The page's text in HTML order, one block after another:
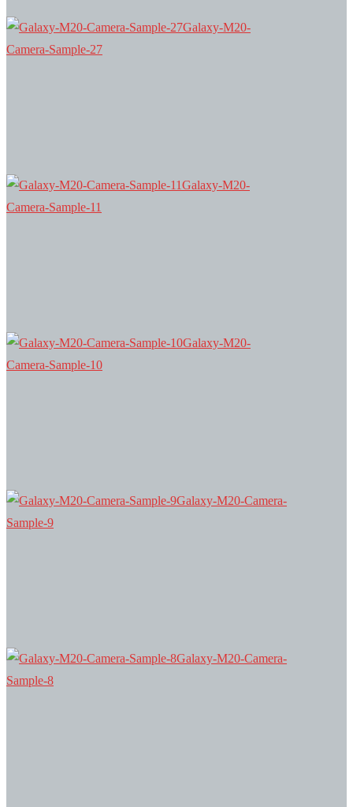
Galaxy-M20-
Camera-Sample-27
Galaxy-M20-
Camera-Sample-11
Galaxy-M20-
Camera-Sample-10
Galaxy-M20-Camera-
Sample-9
Galaxy-M20-Camera-
Sample-8